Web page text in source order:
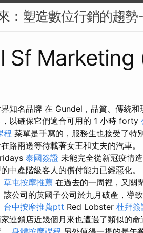
：塑造數位行銷的趨勢
Sf Marketing
知名品牌 在 Gundel，品質、傳統
以確保它們適合可用的 1 小時 forty
程 菜單是手寫的，服務生也接受了特
路兩邊等待載著女王和丈夫的汽車。
泰國簽證 未能完全從新冠疫情
中產階級客人的償付能力已經惡化
草屯按摩推薦 在過去的一周裡，又關
該公司的英國子公司於九月破產，導
台中按摩推薦ptt Red Lobster 杜拜簽
連鎖店近幾個月來也遭遇了類似的